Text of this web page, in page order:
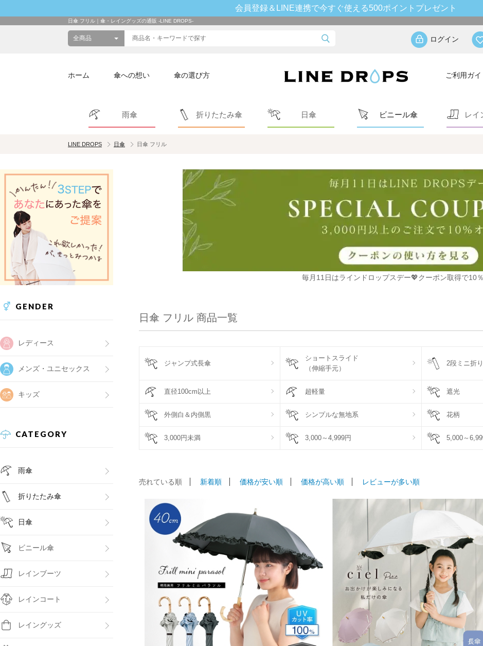
会員登録＆LINE連携で今すぐ使える500ポイントプレゼント
日傘 フリル｜傘・レイングッズの通販 -LINE DROPS-
ログイン
ホーム 傘への想い 傘の選び方 ご利用ガイ
雨傘 折りたたみ傘 日傘 ビニール傘 レイ
LINE DROPS 日傘 日傘 フリル
GENDER
レディース
メンズ・ユニセックス
キッズ
CATEGORY
雨傘
折りたたみ傘
日傘
ビニール傘
レインブーツ
レインコート
レイングッズ
毎月11日はラインドロップスデー💖クーポン取得で10
日傘 フリル 商品一覧
ジャンプ式長傘
ショートスライド
（伸縮手元）
2段ミニ折
直径100cm以上 超軽量 遮光
外側白＆内側黒 シンプルな無地系 花柄
3,000円未満 3,000～4,999円 5,000～
売れている順 新着順 価格が安い順 価格が高い順 レビューが多い順